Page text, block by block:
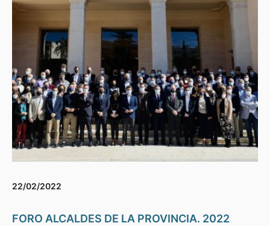
22/02/2022
FORO ALCALDES DE LA PROVINCIA. 2022